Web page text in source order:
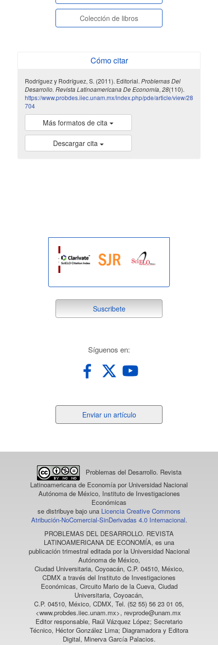
Colección de libros
Cómo citar
Rodríguez y Rodríguez, S. (2011). Editorial. Problemas Del
Desarrollo. Revista Latinoamericana De Economía, 28(110).
https://www.probdes.iiec.unam.mx/index.php/pde/article/view/28
704
Más formatos de cita
Descargar cita
suscribete
Suscribete
Síguenos en:
un
Enviar un artículo
Problemas del Desarrollo. Revista
Latinoamericana de Economía por Universidad Nacional
Autónoma de México, Instituto de Investigaciones
Económicas
se distribuye bajo una Licencia Creative Commons
Atribución-NoComercial-SinDerivadas 4.0 Internacional.
PROBLEMAS DEL DESARROLLO. REVISTA
LATINOAMERICANA DE ECONOMÍA, es una
publicación trimestral editada por la Universidad Nacional
Autónoma de México,
Ciudad Universitaria, Coyoacán, C.P. 04510, México,
CDMX a través del Instituto de Investigaciones
Económicas, Circuito Mario de la Cueva, Ciudad
Universitaria, Coyoacán,
C.P. 04510, México, CDMX, Tel. (52 55) 56 23 01 05,
<www.probdes.iiec.unam.mx>, revprode@unam.mx
Editor responsable, Raúl Vázquez López; Secretario
Técnico, Héctor González Lima; Diagramadora y Editora
Digital, Minerva García Palacios.